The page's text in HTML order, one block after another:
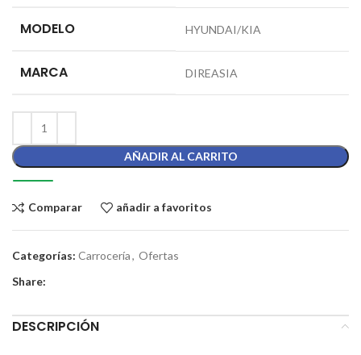
MODELO HYUNDAI/KIA
MARCA DIREASIA
AÑADIR AL CARRITO
Comparar añadir a favoritos
Categorías: Carrocería, Ofertas
Share:
DESCRIPCIÓN